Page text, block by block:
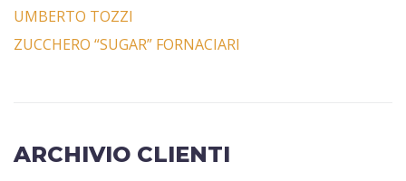
UMBERTO TOZZI
ZUCCHERO “SUGAR” FORNACIARI
ARCHIVIO CLIENTI